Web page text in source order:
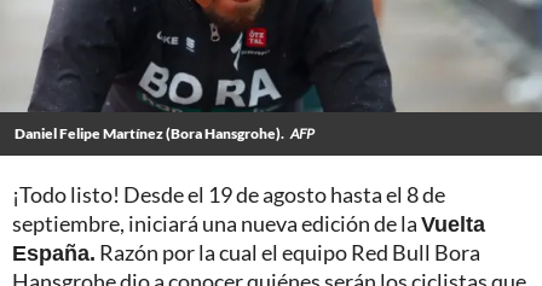
Daniel Felipe Martínez (Bora Hansgrohe). AFP
¡Todo listo! Desde el 19 de agosto hasta el 8 de
septiembre, iniciará una nueva edición de laVuelta
España. Razón por la cual el equipo Red Bull Bora